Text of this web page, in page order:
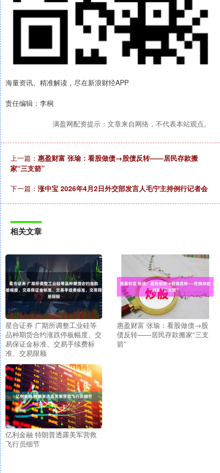
海量资讯、精准解读，尽在新浪财经APP
责任编辑：李桐
满盈网配资提示：文章来自网络，不代表本站观点。
上一篇： 惠盈财富 张瑜：看股做债→股债反转——居民存款搬
家“三支箭”
下一篇： 涨中宝 2026年4月2日外交部发言人毛宁主持例行记者会
相关文章
星合证券 广期所调整工业硅等
品种期货合约涨跌停板幅度、交
易保证金标准、交易手续费标
准、交易限额
惠盈财富 张瑜：看股做债→股
债反转——居民存款搬家“三支
箭”
亿利金融 特朗普透露美军营救
飞行员细节